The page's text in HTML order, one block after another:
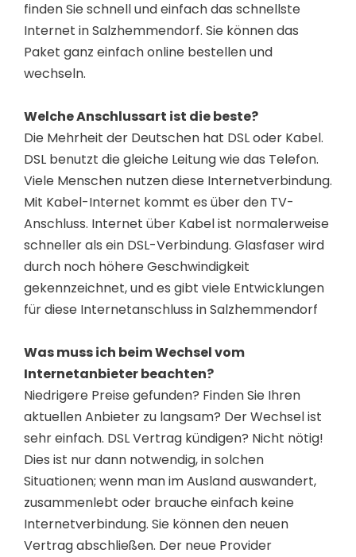
finden Sie schnell und einfach das schnellste
Internet in Salzhemmendorf. Sie können das
Paket ganz einfach online bestellen und
wechseln.
Welche Anschlussart ist die beste?
Die Mehrheit der Deutschen hat DSL oder Kabel.
DSL benutzt die gleiche Leitung wie das Telefon.
Viele Menschen nutzen diese Internetverbindung.
Mit Kabel-Internet kommt es über den TV-
Anschluss. Internet über Kabel ist normalerweise
schneller als ein DSL-Verbindung. Glasfaser wird
durch noch höhere Geschwindigkeit
gekennzeichnet, und es gibt viele Entwicklungen
für diese Internetanschluss in Salzhemmendorf
Was muss ich beim Wechsel vom
Internetanbieter beachten?
Niedrigere Preise gefunden? Finden Sie Ihren
aktuellen Anbieter zu langsam? Der Wechsel ist
sehr einfach. DSL Vertrag kündigen? Nicht nötig!
Dies ist nur dann notwendig, in solchen
Situationen; wenn man im Ausland auswandert,
zusammenlebt oder brauche einfach keine
Internetverbindung. Sie können den neuen
Vertrag abschließen. Der neue Provider